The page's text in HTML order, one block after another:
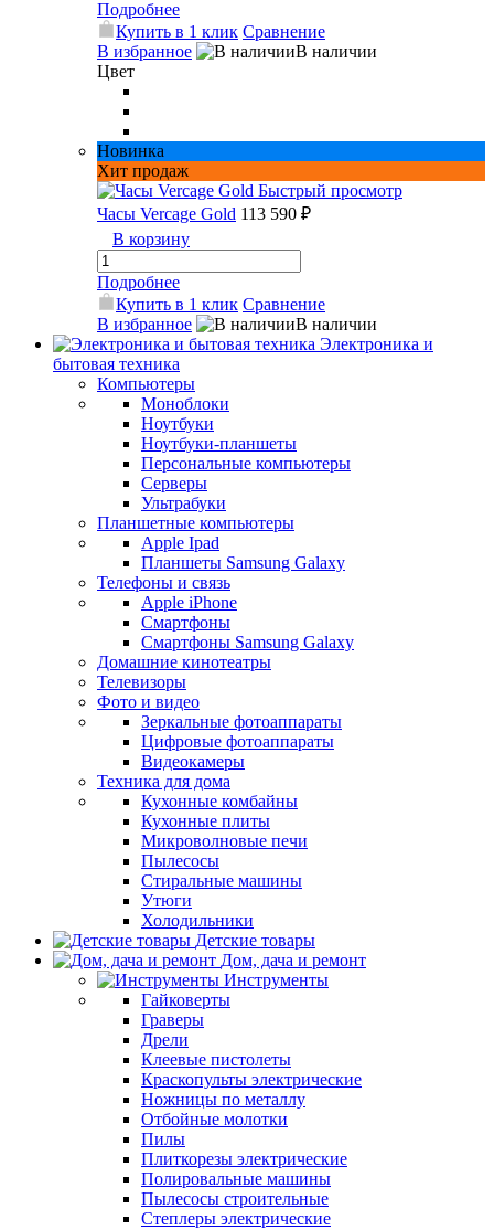
Подробнее
Купить в 1 клик Сравнение
В избранное
В наличии
Цвет
Новинка
Хит продаж
Быстрый просмотр
Часы Vercage Gold 113 590 ₽
В корзину
Подробнее
Купить в 1 клик Сравнение
В избранное
В наличии
Электроника и
бытовая техника
Компьютеры
Моноблоки
Ноутбуки
Ноутбуки-планшеты
Персональные компьютеры
Серверы
Ультрабуки
Планшетные компьютеры
Apple Ipad
Планшеты Samsung Galaxy
Телефоны и связь
Apple iPhone
Смартфоны
Смартфоны Samsung Galaxy
Домашние кинотеатры
Телевизоры
Фото и видео
Зеркальные фотоаппараты
Цифровые фотоаппараты
Видеокамеры
Техника для дома
Кухонные комбайны
Кухонные плиты
Микроволновые печи
Пылесосы
Стиральные машины
Утюги
Холодильники
Детские товары
Дом, дача и ремонт
Инструменты
Гайковерты
Граверы
Дрели
Клеевые пистолеты
Краскопульты электрические
Ножницы по металлу
Отбойные молотки
Пилы
Плиткорезы электрические
Полировальные машины
Пылесосы строительные
Степлеры электрические